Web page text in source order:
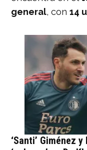
general, con14
‘Santi’ Giménez